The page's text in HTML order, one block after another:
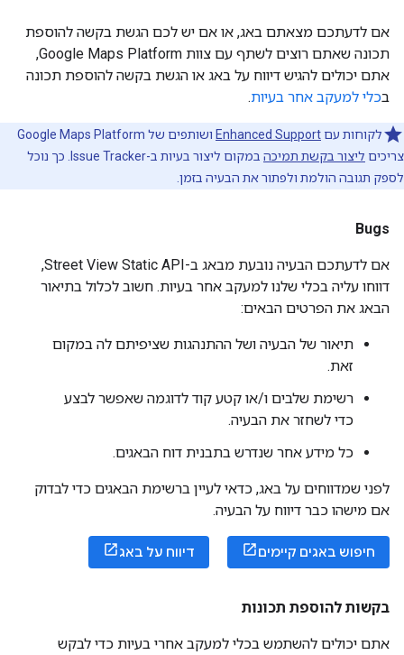
אם לדעתכם מצאתם באג, או אם יש לכם הגשת בקשה להוספת
תכונה שאתם רוצים לשתף עם צוות Google Maps Platform,
אתם יכולים להגיש דיווח על באג או הגשת בקשה להוספת תכונה
בכלי למעקב אחר בעיות.
לקוחות עם Enhanced Support
ושותפים של Google Maps Platform
צריכים ליצור בקשת תמיכה
במקום ליצור בעיות ב-Issue Tracker. כך נוכל
לספק תגובה הולמת ולפתור את הבעיה בזמן.
Bugs
אם לדעתכם הבעיה נובעת מבאג ב-Street View Static API,
דווחו עליה בכלי שלנו למעקב אחר בעיות. חשוב לכלול בתיאור
הבאג את הפרטים הבאים:
תיאור של הבעיה ושל ההתנהגות שציפיתם לה במקום
זאת.
רשימת שלבים ו/או קטע קוד לדוגמה שאפשר לבצע
כדי לשחזר את הבעיה.
כל מידע אחר שנדרש בתבנית דוח הבאגים.
לפני שמדווחים על באג, כדאי לעיין ברשימת הבאגים כדי לבדוק
אם מישהו כבר דיווח על הבעיה.
חיפוש באגים קיימים דיווח על באג
בקשות להוספת תכונות
אתם יכולים להשתמש בכלי למעקב אחרי בעיות כדי לבקש